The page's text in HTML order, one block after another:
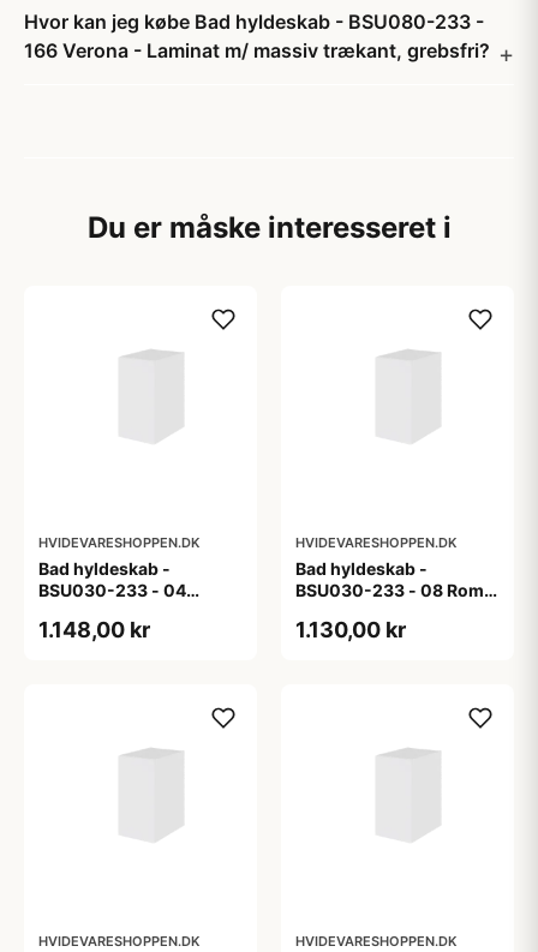
Hvor kan jeg købe Bad hyldeskab - BSU080-233 -
166 Verona - Laminat m/ massiv trækant, grebsfri?
Du er måske interesseret i
HVIDEVARESHOPPEN.DK
Bad hyldeskab -
BSU030-233 - 04
1.148,00 kr
HVIDEVARESHOPPEN.DK
Bad hyldeskab -
BSU030-233 - 08 Roma
1.130,00 kr
HVIDEVARESHOPPEN.DK HVIDEVARESHOPPEN.DK